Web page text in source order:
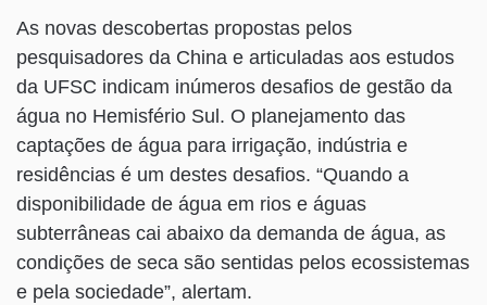
As novas descobertas propostas pelos
pesquisadores da China e articuladas aos estudos
da UFSC indicam inúmeros desafios de gestão da
água no Hemisfério Sul. O planejamento das
captações de água para irrigação, indústria e
residências é um destes desafios. “Quando a
disponibilidade de água em rios e águas
subterrâneas cai abaixo da demanda de água, as
condições de seca são sentidas pelos ecossistemas
e pela sociedade”, alertam.